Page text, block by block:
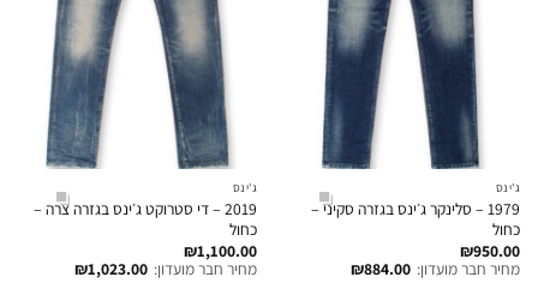
ג'ינס
1979 – סלינקר ג׳ינס בגזרה סקיני –
כחול
₪950.00
מחיר חבר מועדון: ₪884.00
ג'ינס
2019 – די סטרוקט ג׳ינס בגזרה צרה –
כחול
₪1,100.00
מחיר חבר מועדון: ₪1,023.00